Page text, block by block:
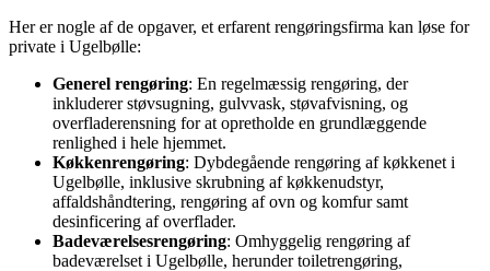
Her er nogle af de opgaver, et erfarent rengøringsfirma kan løse for
private i Ugelbølle:
Generel rengøring: En regelmæssig rengøring, der
inkluderer støvsugning, gulvvask, støvafvisning, og
overfladerensning for at opretholde en grundlæggende
renlighed i hele hjemmet.
Køkkenrengøring: Dybdegående rengøring af køkkenet i
Ugelbølle, inklusive skrubning af køkkenudstyr,
affaldshåndtering, rengøring af ovn og komfur samt
desinficering af overflader.
Badeværelsesrengøring: Omhyggelig rengøring af
badeværelset i Ugelbølle, herunder toiletrengøring,